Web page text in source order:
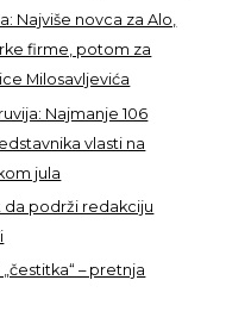
Najviše novca za Alo,
firme, potom za
Milosavljevića
Najmanje 106
vlasti na
jula
da podrži redakciju
„čestitka“ – pretnja